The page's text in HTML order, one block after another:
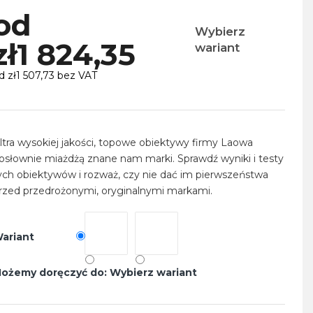
824,35
Wybierz
wariant
zł1 507,73 bez VAT
doręczyć do: Wybierz wariant
wysokiej jakości, topowe obiektywy firmy Laowa
miażdżą znane nam marki. Sprawdź wyniki i testy
obiektywów i rozważ, czy nie dać im pierwszeństwa
przedrożonymi, oryginalnymi markami.